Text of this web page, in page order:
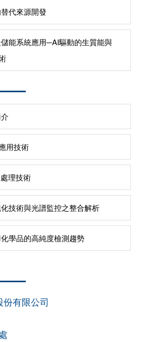
代來源開發
能系統應用─AI驅動的生質能與
用技術
理技術
技術與光譜監控之整合解析
學品的高純度檢測趨勢
有限公司